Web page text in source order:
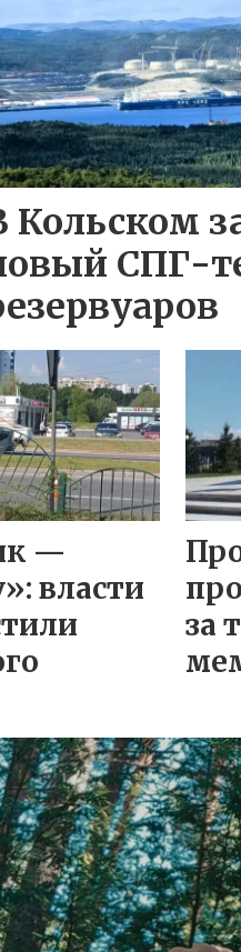
Кольском
СПГ-
—
власти
за